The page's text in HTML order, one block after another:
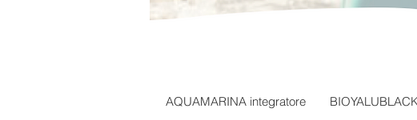
AQUAMARINA integratore